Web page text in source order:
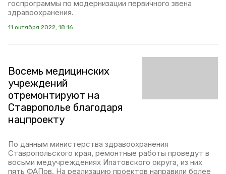
госпрограммы по модернизации первичного звена
здравоохранения.
11 октября 2022, 18:16
Восемь медицинских
учреждений
отремонтируют на
Ставрополье благодаря
нацпроекту
По данным министерства здравоохранения
Ставропольского края, ремонтные работы проведут в
восьми медучреждениях Ипатовского округа, из них
пять ФАПов. На реализацию проектов направили более